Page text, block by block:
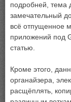
подробней, тема
замечательный
всё отпущенное
приложений под
статью.
Кроме этого,
органайзера,
расщёплять,